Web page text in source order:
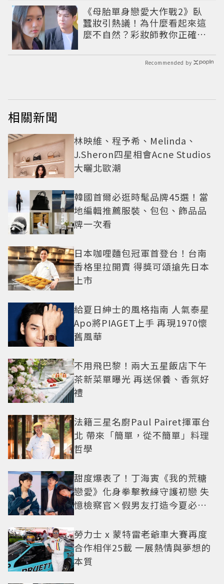
《母胎單身戀愛大作戰2》臥
蠶妝引熱議！為什麼看起來這
麼不自然？彩妝師教你正確畫
Recommended by
相關新聞
林映維、程予希、Melinda、
J.Sheron四星相會Acne Studios
大曬北歐潮
韓國首爾必逛時髦品牌45選！當
地編輯推薦服裝、包包、飾品品
牌一次看
日本咖哩麵包冠軍首登台！台南
香格里拉開賣 得獎可頌搶先日本
上市
給夏日紳士的風格指南 人氣泰星
Apo將PIAGET上手 再現1970懷
舊風華
不用飛巴黎！兩大五星飯店下午
茶新菜單曝光 再送保養、香氛好
禮
法籍三星名廚Paul Pairet揮軍台
北 帶來「簡單，從不簡單」料理
哲學
甜度爆表了！丁海寅《我的荒糖
戀愛》化身拳擊教練守護初戀 失
憶檢察官×假男友打造今夏必看
勞力士 x 蒙特雷老爺車大賽再度
合作相伴25載 一展熱情與夢想的
本質